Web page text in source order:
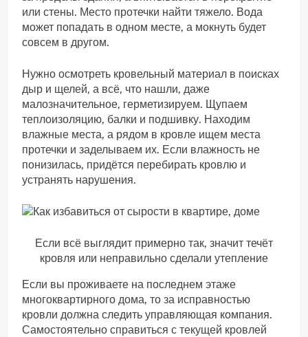
или стены. Место протечки найти тяжело. Вода
может попадать в одном месте, а мокнуть будет
совсем в другом.
Нужно осмотреть кровельный материал в поисках
дыр и щелей, а всё, что нашли, даже
малозначительное, герметизируем. Щупаем
теплоизоляцию, балки и подшивку. Находим
влажные места, а рядом в кровле ищем места
протечки и заделываем их. Если влажность не
понизилась, придётся перебирать кровлю и
устранять нарушения.
Если всё выглядит примерно так, значит течёт
кровля или неправильно сделали утепление
Если вы проживаете на последнем этаже
многоквартирного дома, то за исправностью
кровли должна следить управляющая компания.
Самостоятельно справиться с текущей кровлей